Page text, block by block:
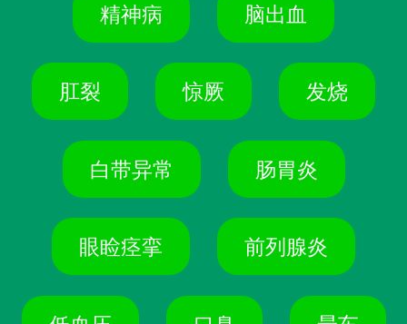
精神病 脑出血
肛裂 惊厥 发烧
白带异常 肠胃炎
眼睑痉挛 前列腺炎